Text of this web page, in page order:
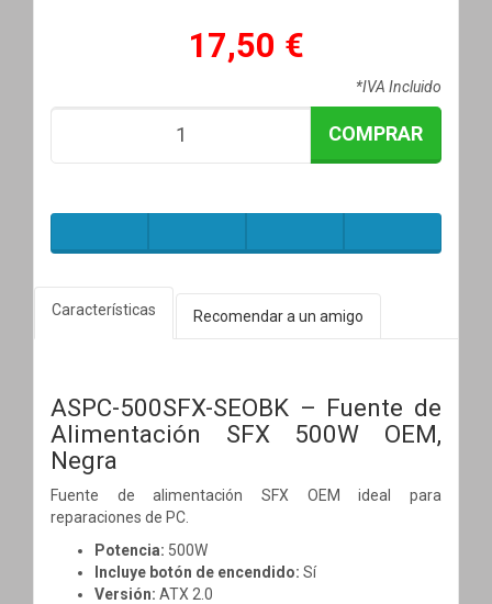
17,50 €
*IVA Incluido
COMPRAR
Características Recomendar a un amigo
ASPC-500SFX-SEOBK – Fuente de
Alimentación SFX 500W OEM,
Negra
Fuente de alimentación SFX OEM ideal para
reparaciones de PC.
Potencia: 500W
Incluye botón de encendido: Sí
Versión: ATX 2.0